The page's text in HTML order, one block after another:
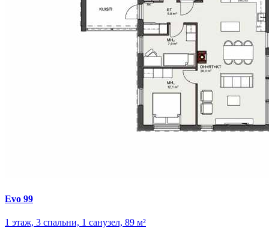
Evo 99
1 этаж, 3 спальни, 1 санузел, 89 м²